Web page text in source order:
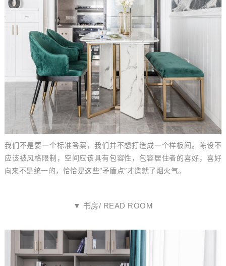
我们不是要一个标准答案，我们并不想打造成一个样板间。
陈设不
应该被风格限制，空间应该具有包容性，包容居住者的喜好，喜好
向来不是统一的，恰恰是这些“矛盾点”才造就了烟火气。
▼ 书房/ READ ROOM